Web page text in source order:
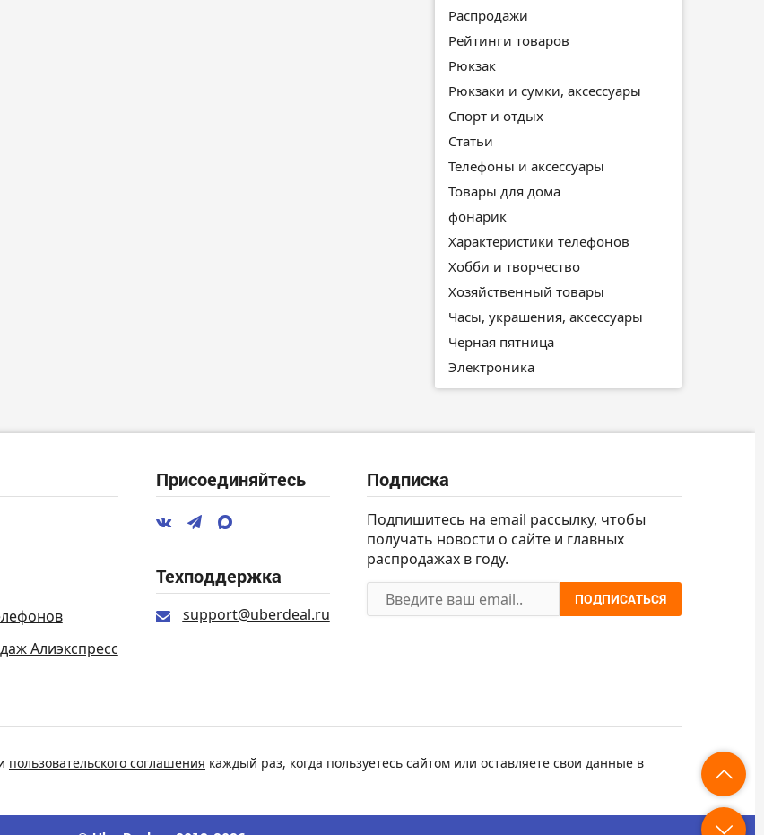
Распродажи
Рейтинги товаров
Рюкзак
Рюкзаки и сумки, аксессуары
Спорт и отдых
Статьи
Телефоны и аксессуары
Товары для дома
фонарик
Характеристики телефонов
Хобби и творчество
Хозяйственный товары
Часы, украшения, аксессуары
Черная пятница
Электроника
Алиэкспресс
Присоединяйтесь
Техподдержка
support@uberdeal.ru
Подписка
Подпишитесь на email рассылку, чтобы
получать новости о сайте и главных
распродажах в году.
ПОДПИСАТЬСЯ
пользовательского соглашения каждый раз, когда пользуетесь сайтом или оставляете свои данные в